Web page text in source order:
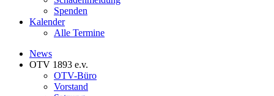
Spenden
Kalender
Alle Termine
News
OTV 1893 e.v.
OTV-Büro
Vorstand